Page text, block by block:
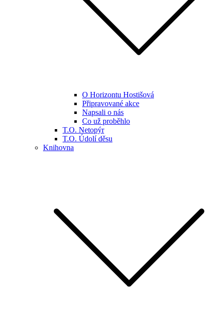
O Horizontu Hostišová
Připravované akce
Napsali o nás
Co už proběhlo
T.O. Netopýr
T.O. Údolí děsu
Knihovna